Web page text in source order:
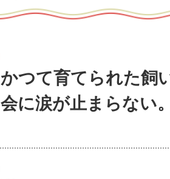
かつて育てられた飼
会に涙が止まらない